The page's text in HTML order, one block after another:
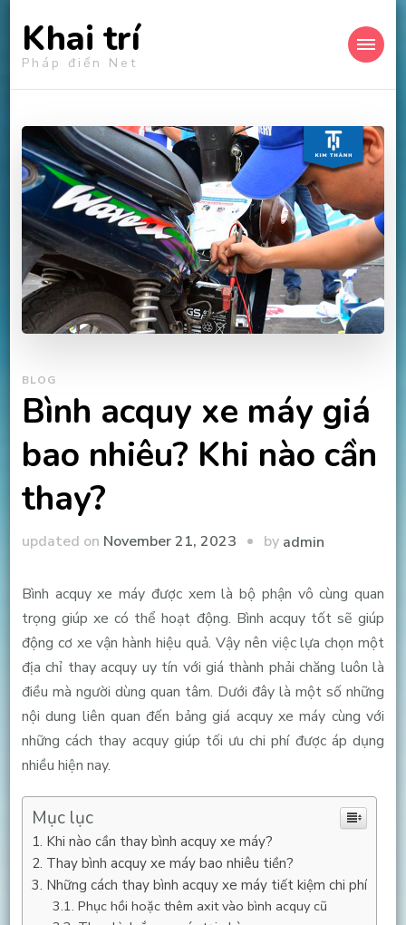
Khai trí
Pháp điển Net
BLOG
Bình acquy xe máy giá
bao nhiêu? Khi nào cần
thay?
updated on November 21, 2023 by admin
Bình acquy xe máy được xem là bộ phận vô cùng quan
trọng giúp xe có thể hoạt động. Bình acquy tốt sẽ giúp
động cơ xe vận hành hiệu quả. Vậy nên việc lựa chọn một
địa chỉ thay acquy uy tín với giá thành phải chăng luôn là
điều mà người dùng quan tâm. Dưới đây là một số những
nội dung liên quan đến bảng giá acquy xe máy cùng với
những cách thay acquy giúp tối ưu chi phí được áp dụng
nhiều hiện nay.
Mục lục
Khi nào cần thay bình acquy xe máy?
Thay bình acquy xe máy bao nhiêu tiền?
Những cách thay bình acquy xe máy tiết kiệm chi phí
Phục hồi hoặc thêm axit vào bình acquy cũ